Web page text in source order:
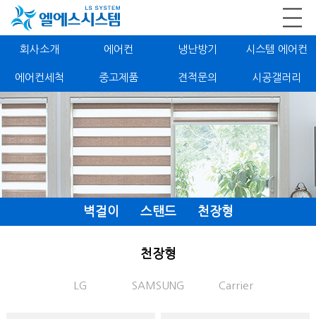
회사소개 에어컨 냉난방기 시스템 에어컨
에어컨세척 중고제품 견적문의 시공갤러리
벽걸이 스탠드 천장형
천장형
LG SAMSUNG Carrier